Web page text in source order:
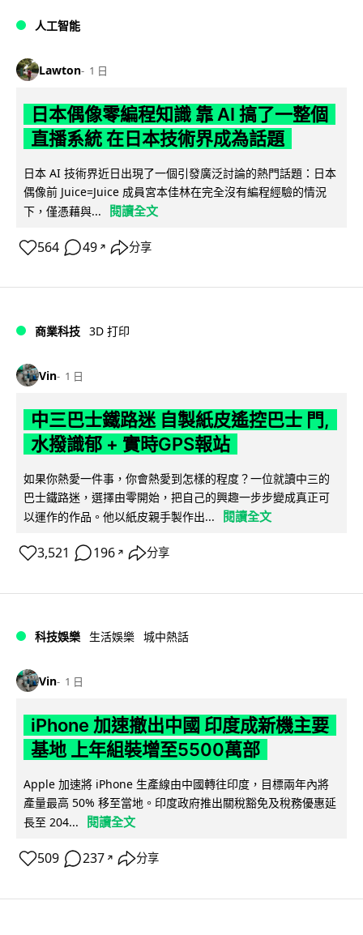
人工智能
Lawton 1 日
日本偶像零編程知識 靠 AI 搞了一整個
直播系統 在日本技術界成為話題
日本 AI 技術界近日出現了一個引發廣泛討論的熱門話題：日本
偶像前 Juice=Juice 成員宮本佳林在完全沒有編程經驗的情況
下，僅憑藉與...
閱讀全文
564 49 ↗ 分享
商業科技 3D 打印
Vin 1 日
中三巴士鐵路迷 自製紙皮遙控巴士 門,
水撥識郁 + 實時GPS報站
如果你熱愛一件事，你會熱愛到怎樣的程度？一位就讀中三的
巴士鐵路迷，選擇由零開始，把自己的興趣一步步變成真正可
以運作的作品。他以紙皮親手製作出...
閱讀全文
3,521 196 ↗ 分享
科技娛樂 生活娛樂 城中熱話
Vin 1 日
iPhone 加速撤出中國 印度成新機主要
基地 上年組裝增至5500萬部
Apple 加速將 iPhone 生產線由中國轉往印度，目標兩年內將
產量最高 50% 移至當地。印度政府推出關稅豁免及稅務優惠延
長至 204...
閱讀全文
509 237 ↗ 分享